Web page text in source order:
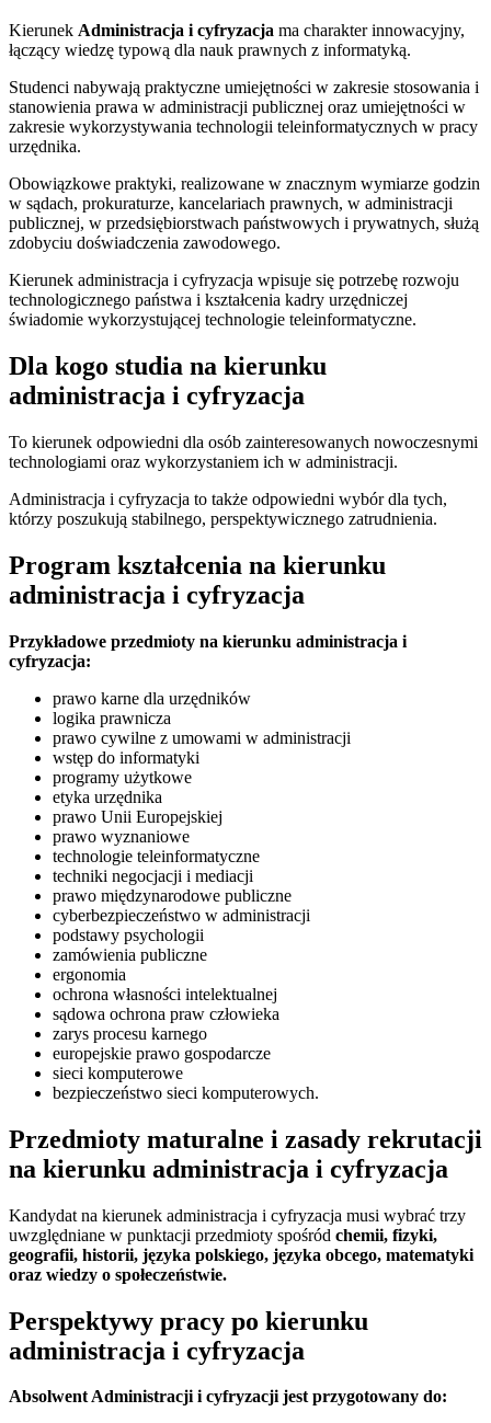
Kierunek Administracja i cyfryzacja ma charakter innowacyjny,
łączący wiedzę typową dla nauk prawnych z informatyką.
Studenci nabywają praktyczne umiejętności w zakresie stosowania i
stanowienia prawa w administracji publicznej oraz umiejętności w
zakresie wykorzystywania technologii teleinformatycznych w pracy
urzędnika.
Obowiązkowe praktyki, realizowane w znacznym wymiarze godzin
w sądach, prokuraturze, kancelariach prawnych, w administracji
publicznej, w przedsiębiorstwach państwowych i prywatnych, służą
zdobyciu doświadczenia zawodowego.
Kierunek administracja i cyfryzacja wpisuje się potrzebę rozwoju
technologicznego państwa i kształcenia kadry urzędniczej
świadomie wykorzystującej technologie teleinformatyczne.
Dla kogo studia na kierunku
administracja i cyfryzacja
To kierunek odpowiedni dla osób zainteresowanych nowoczesnymi
technologiami oraz wykorzystaniem ich w administracji.
Administracja i cyfryzacja to także odpowiedni wybór dla tych,
którzy poszukują stabilnego, perspektywicznego zatrudnienia.
Program kształcenia na kierunku
administracja i cyfryzacja
Przykładowe przedmioty na kierunku administracja i
cyfryzacja:
prawo karne dla urzędników
logika prawnicza
prawo cywilne z umowami w administracji
wstęp do informatyki
programy użytkowe
etyka urzędnika
prawo Unii Europejskiej
prawo wyznaniowe
technologie teleinformatyczne
techniki negocjacji i mediacji
prawo międzynarodowe publiczne
cyberbezpieczeństwo w administracji
podstawy psychologii
zamówienia publiczne
ergonomia
ochrona własności intelektualnej
sądowa ochrona praw człowieka
zarys procesu karnego
europejskie prawo gospodarcze
sieci komputerowe
bezpieczeństwo sieci komputerowych.
Przedmioty maturalne i zasady rekrutacji
na kierunku administracja i cyfryzacja
Kandydat na kierunek administracja i cyfryzacja musi wybrać trzy
uwzględniane w punktacji przedmioty spośród chemii, fizyki,
geografii, historii, języka polskiego, języka obcego, matematyki
oraz wiedzy o społeczeństwie.
Perspektywy pracy po kierunku
administracja i cyfryzacja
Absolwent Administracji i cyfryzacji jest przygotowany do: